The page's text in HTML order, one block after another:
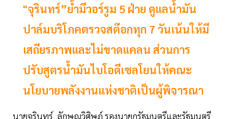
"จุรินทร์”ย้ำมีวอร์รูม 5 ฝ่าย ดูแลน้ำมัน
ปาล์มบริโภคตรวจสต๊อกทุก 7 วันเน้นให้มี
เสถียรภาพและไม่ขาดแคลน ส่วนการ
ปรับสูตรน้ำมันไบโอดีเซลโยนให้คณะ
นโยบายพลังงานแห่งชาติเป็นผู้พิจารณา
นายจุรินทร์ ลักษณวิศิษฏ์ รองนายกรัฐมนตรีและรัฐมนตรี